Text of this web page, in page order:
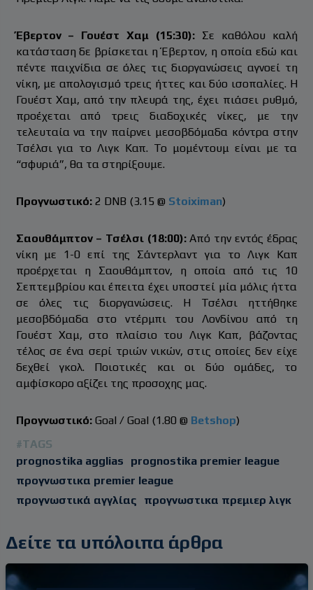
Έβερτον – Γουέστ Χαμ (15:30):Σε καθόλου καλή
κατάσταση δε βρίσκεται η Έβερτον, η οποία εδώ και
πέντε παιχνίδια σε όλες τις διοργανώσεις αγνοεί τη
νίκη, με απολογισμό τρεις ήττες και δύο ισοπαλίες. Η
Γουέστ Χαμ, από την πλευρά της, έχει πιάσει ρυθμό,
προέχεται από τρεις διαδοχικές νίκες, με την
τελευταία να την παίρνει μεσοβδόμαδα κόντρα στην
Τσέλσι για το Λιγκ Καπ. Το μομέντουμ είναι με τα
“σφυριά”, θα τα στηρίξουμε.
Προγνωστικό:2 DNB (3.15 @ Stoiximan)
Σαουθάμπτον – Τσέλσι (18:00):Από την εντός έδρας
νίκη με 1-0 επί της Σάντερλαντ για το Λιγκ Καπ
προέρχεται η Σαουθάμπτον, η οποία από τις 10
Σεπτεμβρίου και έπειτα έχει υποστεί μία μόλις ήττα
σε όλες τις διοργανώσεις. Η Τσέλσι ηττήθηκε
μεσοβδόμαδα στο ντέρμπι του Λονδίνου από τη
Γουέστ Χαμ, στο πλαίσιο του Λιγκ Καπ, βάζοντας
τέλος σε ένα σερί τριών νικών, στις οποίες δεν είχε
δεχθεί γκολ. Ποιοτικές και οι δύο ομάδες, το
αμφίσκορο αξίζει της προσοχης μας.
Προγνωστικό:Goal / Goal (1.80 @ Betshop)
#TAGS
prognostika agglias
prognostika premier league
προγνωστικα premier league
προγνωστικά αγγλίας
προγνωστικα πρεμιερ λιγκ
Δείτε τα υπόλοιπα άρθρα